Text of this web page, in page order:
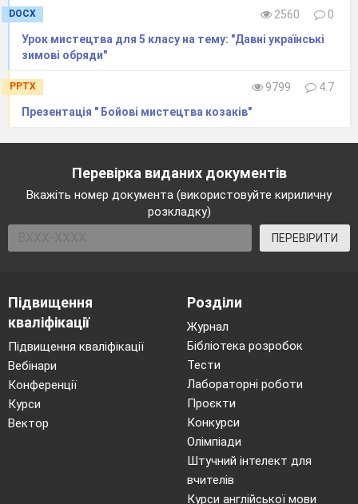
Де виник петриківський розпис?
♦
Які матеріали та інструменти
використовували майстри петриківського
♦ Які мазки необхідно опанувати, щоби мати
можливість створювати роботи у стилі
Підбиття підсумків (загальна оцінка уроку).
2.
Розглянути предмети декоративно-
прикладного мистецтва, які прикрашають
оселю, дізнатися у батьків історію їх
DOCX 2560
0
Урок мистецтва для 5 класу на тему: "Давні українські
зимові обряди"
PPTX 9799
4.7
Презентація " Бойові мистецтва козаків"
Перевірка виданих документів
Вкажіть номер документа (використовуйте кириличну
розкладку)
ПЕРЕВІРИТИ
Підвищення
кваліфікації
Підвищення кваліфікації
Вебінари
Конференції
Курси
Вектор
Розділи
Журнал
Бібліотека розробок
Тести
Лабораторні роботи
Проєкти
Конкурси
Олімпіади
Штучний інтелект для
вчителів
Курси англійської мови